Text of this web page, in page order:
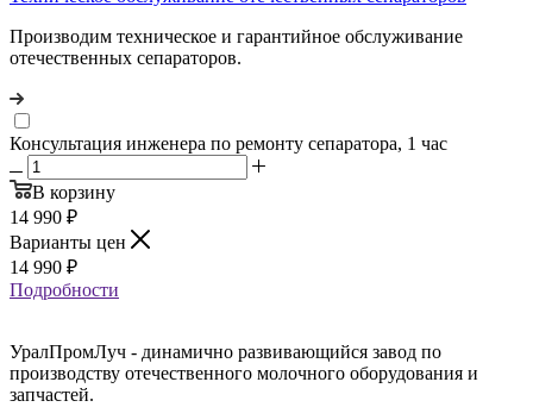
Производим техническое и гарантийное обслуживание
отечественных сепараторов.
Консультация инженера по ремонту сепаратора, 1 час
В корзину
14 990 ₽
Варианты цен
14 990 ₽
Подробности
УралПромЛуч - динамично развивающийся завод по
производству отечественного молочного оборудования и
запчастей.